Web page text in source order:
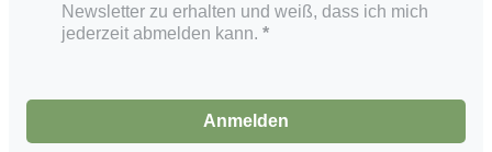
Newsletter zu erhalten und weiß, dass ich mich
jederzeit abmelden kann.
Anmelden